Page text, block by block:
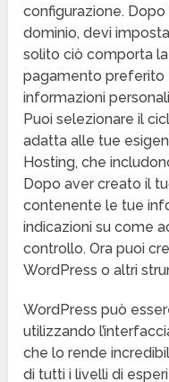
configurazione. Dopo
dominio, devi
solito ciò comporta
pagamento preferito
informazioni
Puoi selezionare il
adatta alle tue
Hosting, che
Dopo aver creato il
contenente le tue
indicazioni su come
controllo. Ora puoi
WordPress o altri
WordPress può
utilizzando
che lo rende
di tutti i livelli di